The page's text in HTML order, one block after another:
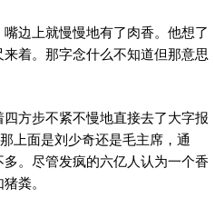
边上就慢慢地有了肉香。他想了
着。那字念什么不知道但那意思
方步不紧不慢地直接去了大字报
上面是刘少奇还是毛主席，通
。尽管发疯的六亿人认为一个香
粪。